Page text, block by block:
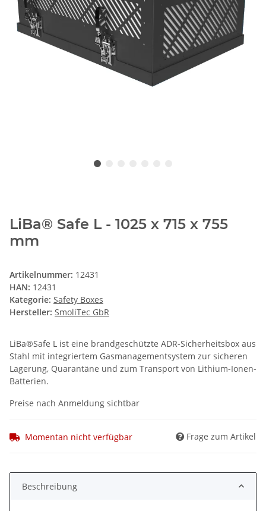
LiBa® Safe L - 1025 x 715 x 755
mm
Artikelnummer: 12431
HAN: 12431
Kategorie: Safety Boxes
Hersteller: SmoliTec GbR
LiBa®Safe L ist eine brandgeschützte ADR-Sicherheitsbox aus
Stahl mit integriertem Gasmanagementsystem zur sicheren
Lagerung, Quarantäne und zum Transport von Lithium-Ionen-
Batterien.
Preise nach Anmeldung sichtbar
Momentan nicht verfügbar Frage zum Artikel
Beschreibung